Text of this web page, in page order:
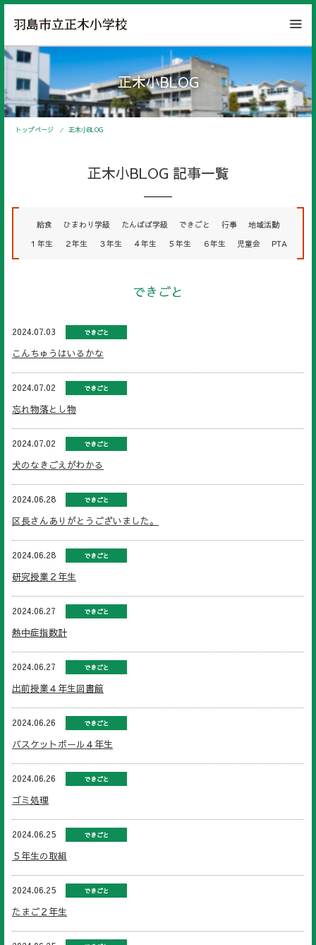
正木小BLOG
トップページ 正木小BLOG
正木小BLOG 記事一覧
給食 ひまわり学級 たんぽぽ学級 できごと 行事
地域活動
１年生
２年生 ３年生 ４年生 ５年生 ６年生 児童会 PTA
できごと
2024.07.03 できごと
こんちゅうはいるかな
2024.07.02 できごと
忘れ物落とし物
2024.07.02 できごと
犬のなきごえがわかる
2024.06.28 できごと
区長さんありがとうございました。
2024.06.28 できごと
研究授業２年生
2024.06.27 できごと
熱中症指数計
2024.06.27 できごと
出前授業４年生図書館
2024.06.26 できごと
バスケットボール４年生
2024.06.26 できごと
ゴミ処理
2024.06.25 できごと
５年生の取組
2024.06.25 できごと
たまご２年生